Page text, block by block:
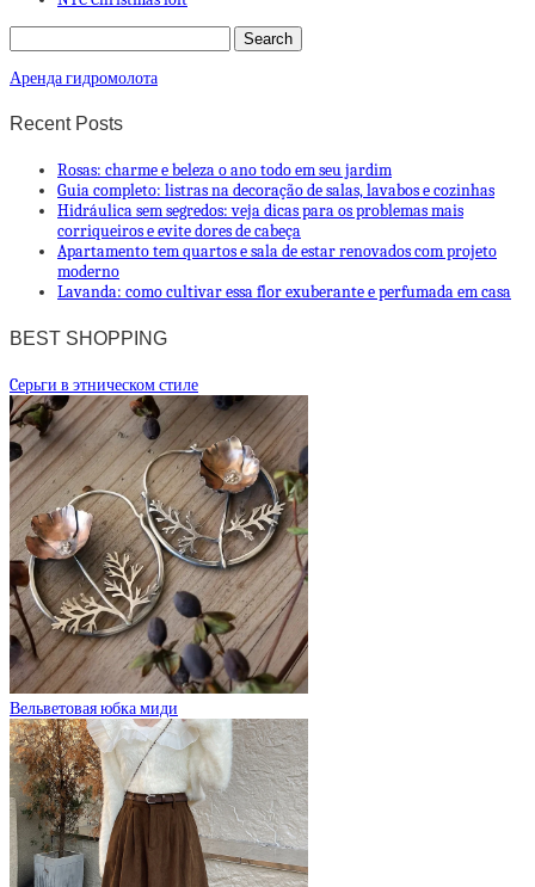
Аренда гидромолота
Recent Posts
Rosas: charme e beleza o ano todo em seu jardim
Guia completo: listras na decoração de salas, lavabos e cozinhas
Hidráulica sem segredos: veja dicas para os problemas mais
corriqueiros e evite dores de cabeça
Apartamento tem quartos e sala de estar renovados com projeto
moderno
Lavanda: como cultivar essa flor exuberante e perfumada em casa
BEST SHOPPING
Cерьги в этническом стиле
Вельветовая юбка миди